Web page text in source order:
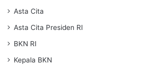
Asta Cita
Asta Cita Presiden RI
BKN RI
Kepala BKN